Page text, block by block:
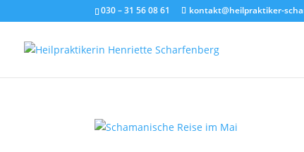
030 – 31 56 08 61 kontakt@heilpraktiker-